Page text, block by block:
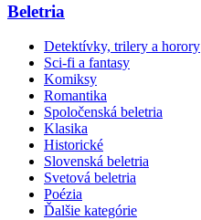
Beletria
Detektívky, trilery a horory
Sci-fi a fantasy
Komiksy
Romantika
Spoločenská beletria
Klasika
Historické
Slovenská beletria
Svetová beletria
Poézia
Ďalšie kategórie